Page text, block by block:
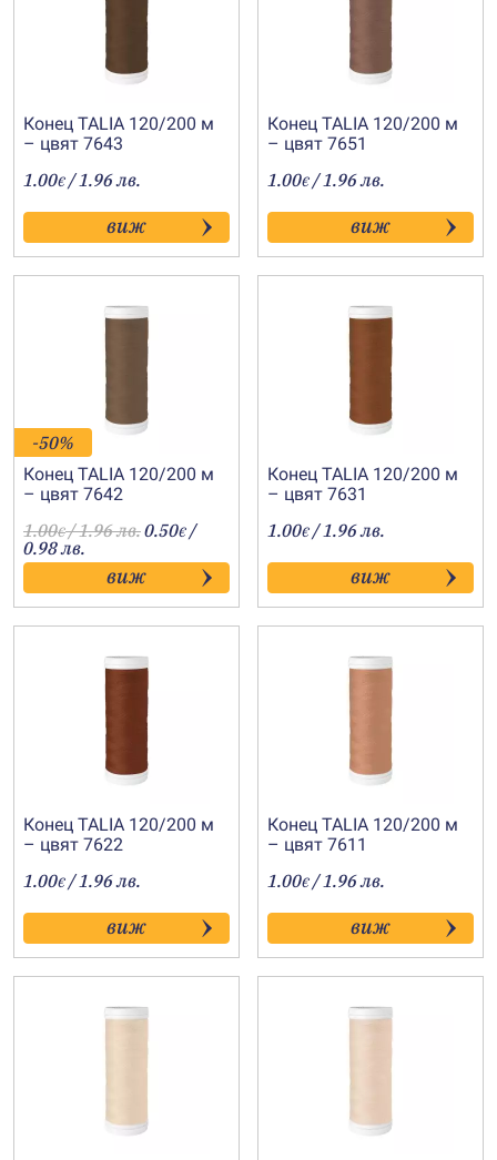
Конец TALIA 120/200 м
– цвят 7643
1.00€ / 1.96 лв.
виж
Конец TALIA 120/200 м
– цвят 7651
1.00€ / 1.96 лв.
виж
-50%
Конец TALIA 120/200 м
– цвят 7642
1.00€/ 1.96 лв.0.50€ /
0.98 лв.
виж
Конец TALIA 120/200 м
– цвят 7631
1.00€ / 1.96 лв.
виж
Конец TALIA 120/200 м
– цвят 7622
1.00€ / 1.96 лв.
виж
Конец TALIA 120/200 м
– цвят 7611
1.00€ / 1.96 лв.
виж